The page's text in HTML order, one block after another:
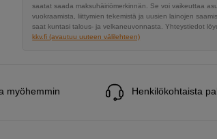
saatat saada maksuhäiriömerkinnän. Se voi vaikeuttaa
vuokraamista, liittymien tekemistä ja uusien lainojen
saat kuntasi talous- ja velkaneuvonnasta. Yhteystiedot
kkv.fi (avautuu uuteen välilehteen)
myöhemmin Henkilökohtaista